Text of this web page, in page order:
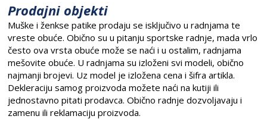
Prodajni objekti
Muške i ženkse patike prodaju se isključivo u radnjama te
vreste obuće. Obično su u pitanju sportske radnje, mada vrlo
često ova vrsta obuće može se naći i u ostalim, radnjama
mešovite obuće. U radnjama su izloženi svi modeli, obično
najmanji brojevi. Uz model je izložena cena i šifra artikla.
Dekleraciju samog proizvoda možete naći na kutiji ili
jednostavno pitati prodavca. Obično radnje dozvoljavaju i
zamenu ili reklamaciju proizvoda.